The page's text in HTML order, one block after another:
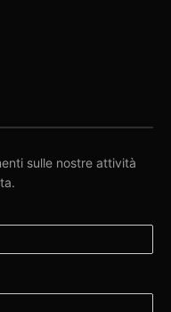
sulle nostre attività